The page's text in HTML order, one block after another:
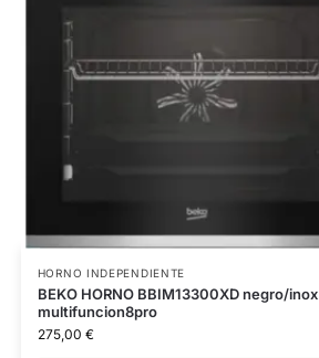
HORNO INDEPENDIENTE
BEKO HORNO BBIM13300XD negro/inox
multifuncion8pro
275,00 €